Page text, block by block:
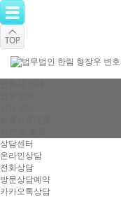
상담센터
온라인상담
전화상담
방문상담예약
카카오톡상담